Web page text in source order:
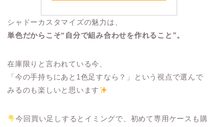
シャドーカスタマイズの魅力は、
単色だからこそ“自分で組み合わせを作れること”。
在庫限りと言われている今、
「今の手持ちにあと1色足すなら？」という視点で選んで
みるのも楽しいと思います
今回買い足しするとイミングで、初めて専用ケースも購